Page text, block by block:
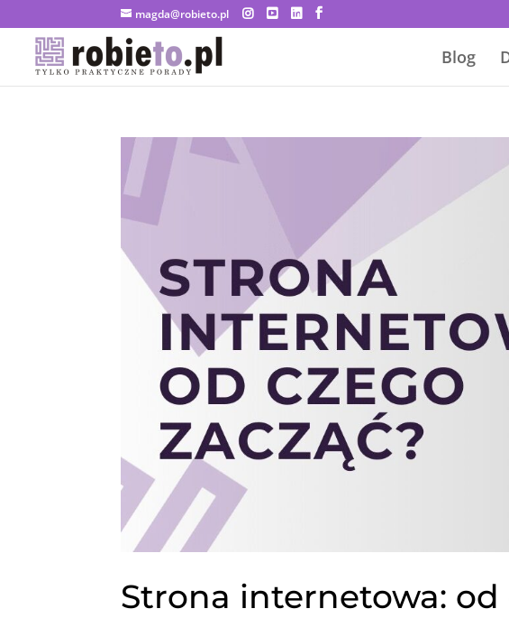
magda@robieto.pl
Blog
Strona internetowa: od